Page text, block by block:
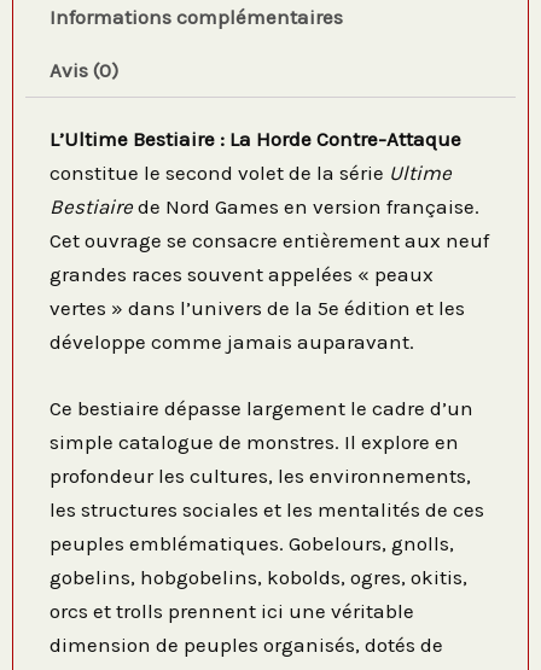
Informations complémentaires
Avis (0)
L’Ultime Bestiaire : La Horde Contre-Attaque
constitue le second volet de la série Ultime
Bestiaire de Nord Games en version française.
Cet ouvrage se consacre entièrement aux neuf
grandes races souvent appelées « peaux
vertes » dans l’univers de la 5e édition et les
développe comme jamais auparavant.
Ce bestiaire dépasse largement le cadre d’un
simple catalogue de monstres. Il explore en
profondeur les cultures, les environnements,
les structures sociales et les mentalités de ces
peuples emblématiques. Gobelours, gnolls,
gobelins, hobgobelins, kobolds, ogres, okitis,
orcs et trolls prennent ici une véritable
dimension de peuples organisés, dotés de